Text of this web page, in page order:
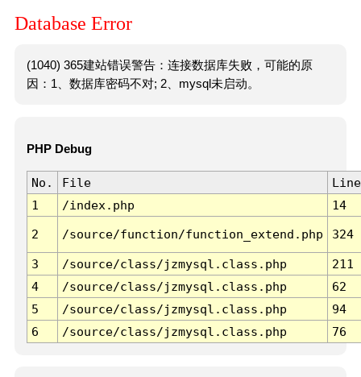
Database Error
(1040) 365建站错误警告：连接数据库失败，可能的原
因：1、数据库密码不对; 2、mysql未启动。
PHP Debug
No. File
Line
1
/index.php 14
2 /source/function/function_extend.php 324
3 /source/class/jzmysql.class.php
211
4
/source/class/jzmysql.class.php
62
5
/source/class/jzmysql.class.php
94
6
/source/class/jzmysql.class.php 76